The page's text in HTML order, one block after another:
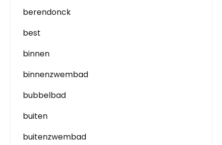
berendonck
best
binnen
binnenzwembad
bubbelbad
buiten
buitenzwembad